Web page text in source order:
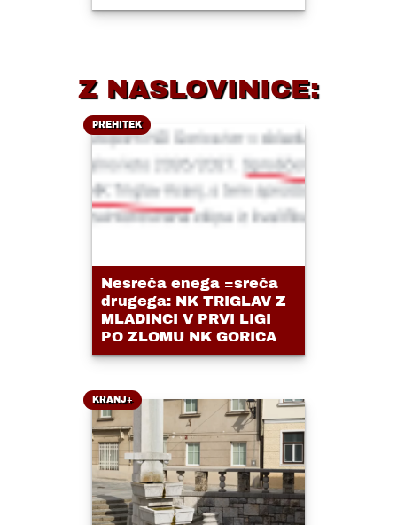
Z NASLOVINICE:
PREHITEK
Nesreča enega =sreča
drugega: NK TRIGLAV Z
MLADINCI V PRVI LIGI
PO ZLOMU NK GORICA
KRANJ+